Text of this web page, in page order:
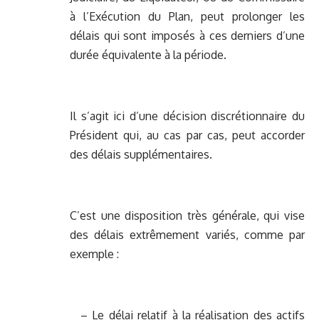
à l’Exécution du Plan, peut prolonger les
délais qui sont imposés à ces derniers d’une
durée équivalente à la période.
Il s’agit ici d’une décision discrétionnaire du
Président qui, au cas par cas, peut accorder
des délais supplémentaires.
C’est une disposition très générale, qui vise
des délais extrêmement variés, comme par
exemple :
– Le délai relatif à la réalisation des actifs